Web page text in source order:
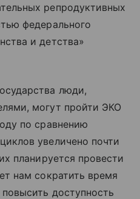
репродуктивных
федерального
и детства»
люди,
могут пройти ЭКО
по сравнению
увеличено почти
планируется провести
нам сократить время
доступность